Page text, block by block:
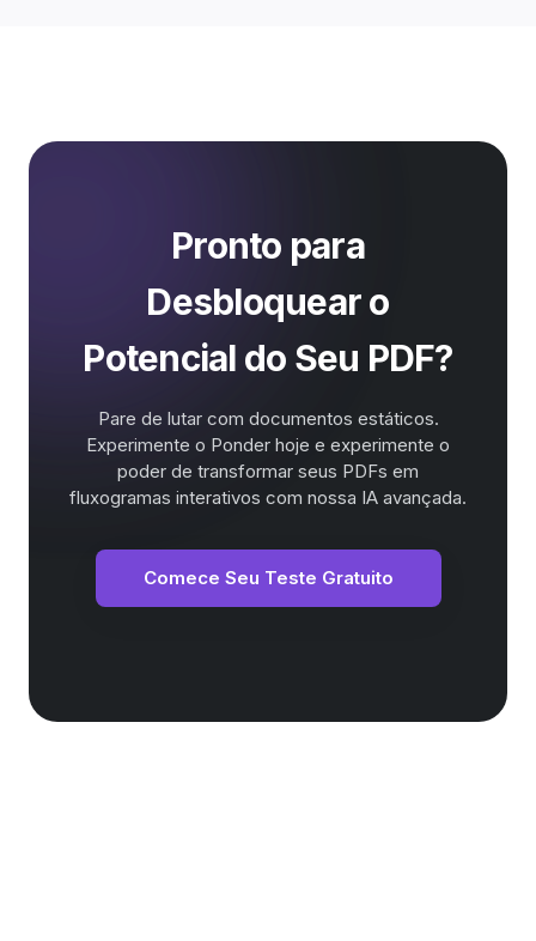
Pronto para
Desbloquear o
Potencial do Seu PDF?
Pare de lutar com documentos estáticos.
Experimente o Ponder hoje e experimente o
poder de transformar seus PDFs em
fluxogramas interativos com nossa IA avançada.
Comece Seu Teste Gratuito